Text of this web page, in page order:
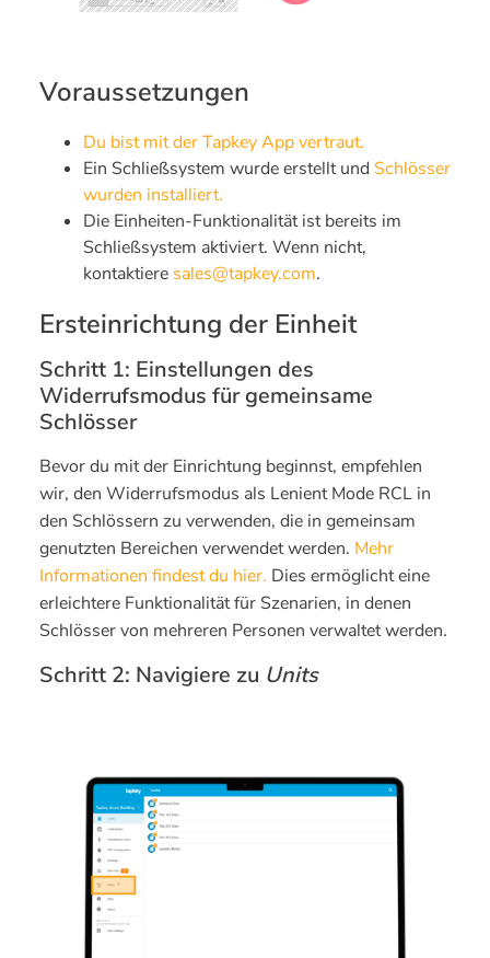
Voraussetzungen
Du bist mit der Tapkey App vertraut.
Ein Schließsystem wurde erstellt und Schlösser
wurden installiert.
Die Einheiten-Funktionalität ist bereits im
Schließsystem aktiviert. Wenn nicht,
kontaktiere sales@tapkey.com.
Ersteinrichtung der Einheit
Schritt 1: Einstellungen des
Widerrufsmodus für gemeinsame
Schlösser
Bevor du mit der Einrichtung beginnst, empfehlen
wir, den Widerrufsmodus als Lenient Mode RCL in
den Schlössern zu verwenden, die in gemeinsam
genutzten Bereichen verwendet werden. Mehr
Informationen findest du hier. Dies ermöglicht eine
erleichtere Funktionalität für Szenarien, in denen
Schlösser von mehreren Personen verwaltet werden.
Schritt 2: Navigiere zu Units